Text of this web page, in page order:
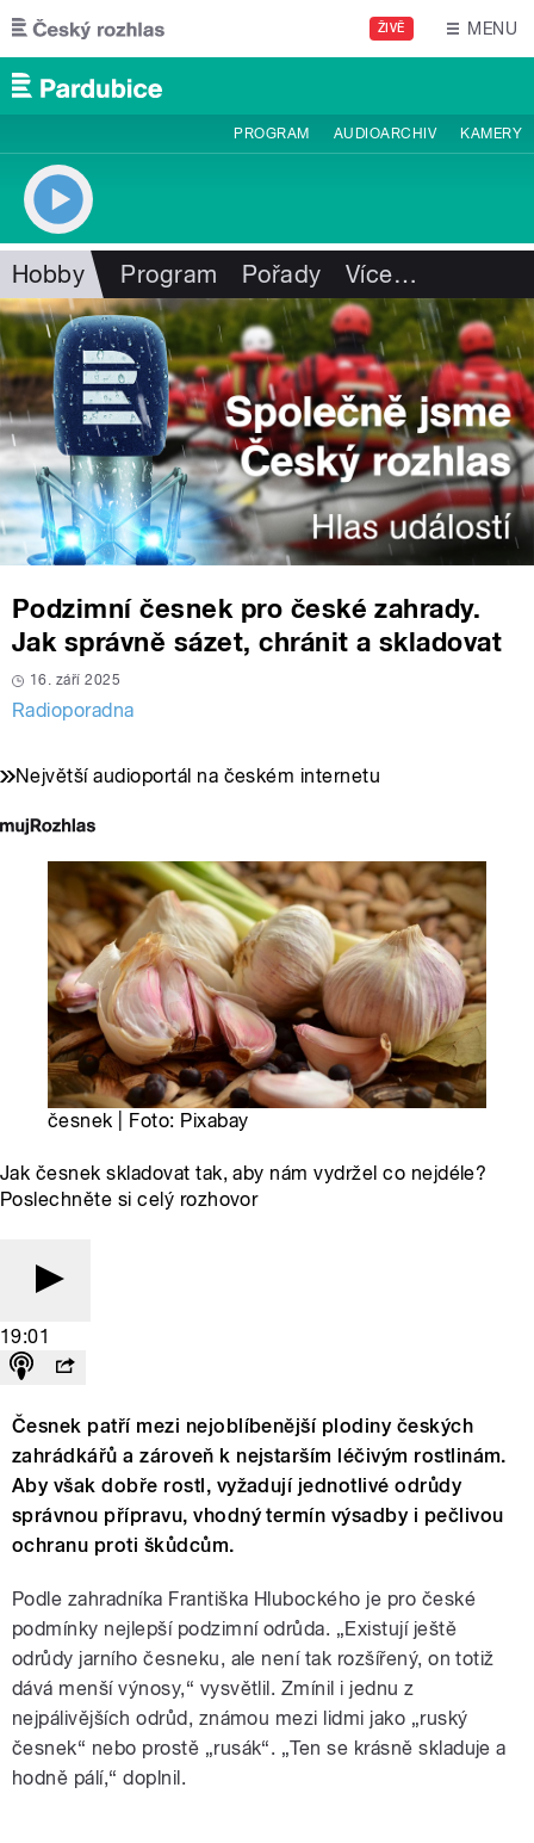
Přejít k hlavnímu obsahu
ŽIVĚ MENU
PROGRAM AUDIOARCHIV KAMERY
Hobby Program Pořady Více…
Podzimní česnek pro české zahrady.
Jak správně sázet, chránit a skladovat
16. září 2025
Radioporadna
Největší audioportál na českém internetu
česnek | Foto: Pixabay
Jak česnek skladovat tak, aby nám vydržel co nejdéle?
Poslechněte si celý rozhovor
19:01
Česnek patří mezi nejoblíbenější plodiny českých
zahrádkářů a zároveň k nejstarším léčivým rostlinám.
Aby však dobře rostl, vyžadují jednotlivé odrůdy
správnou přípravu, vhodný termín výsadby i pečlivou
ochranu proti škůdcům.
Podle zahradníka Františka Hlubockého je pro české
podmínky nejlepší podzimní odrůda. „Existují ještě
odrůdy jarního česneku, ale není tak rozšířený, on totiž
dává menší výnosy,“ vysvětlil. Zmínil i jednu z
nejpálivějších odrůd, známou mezi lidmi jako „ruský
česnek“ nebo prostě „rusák“. „Ten se krásně skladuje a
hodně pálí,“ doplnil.